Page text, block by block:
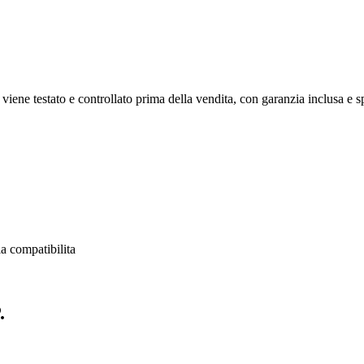
testato e controllato prima della vendita, con garanzia inclusa e
compatibilita